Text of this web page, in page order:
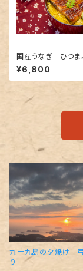
国産うなぎ ひつま
茶漬け＆蒲焼き
¥6,800
九十九島の夕焼け
り